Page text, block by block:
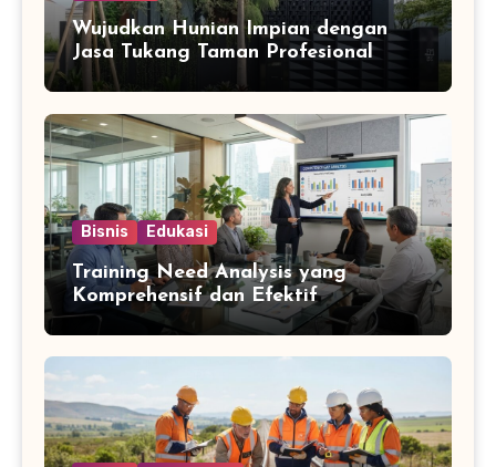
Wujudkan Hunian Impian dengan
Jasa Tukang Taman Profesional
Bisnis Edukasi
Training Need Analysis yang
Komprehensif dan Efektif